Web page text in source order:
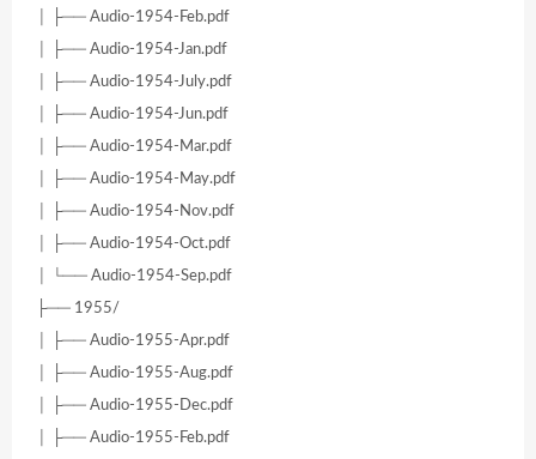
│ ├── Audio-1954-Feb.pdf
│ ├── Audio-1954-Jan.pdf
│ ├── Audio-1954-July.pdf
│ ├── Audio-1954-Jun.pdf
│ ├── Audio-1954-Mar.pdf
│ ├── Audio-1954-May.pdf
│ ├── Audio-1954-Nov.pdf
│ ├── Audio-1954-Oct.pdf
│ └── Audio-1954-Sep.pdf
├── 1955/
│ ├── Audio-1955-Apr.pdf
│ ├── Audio-1955-Aug.pdf
│ ├── Audio-1955-Dec.pdf
│ ├── Audio-1955-Feb.pdf